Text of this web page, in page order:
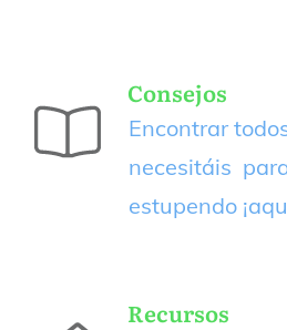
Consejos
Encontrar
necesitáis
estupendo
Recursos